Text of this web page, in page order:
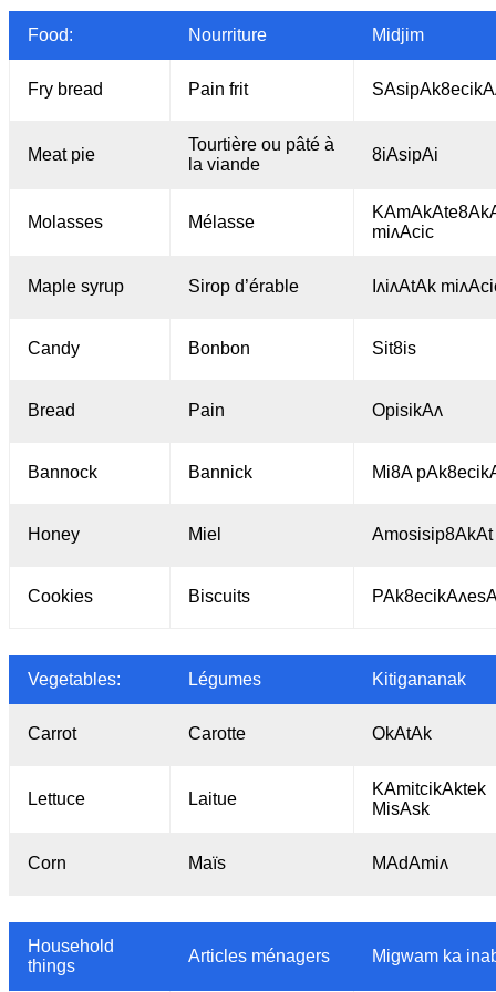
Food: Nourriture Midjim
Fry bread Pain frit
Meat pie
Tourtière ou pâté à
la viande
8iAsipAi
Molasses Mélasse
miʌAcic
Maple syrup Sirop d’érable IʌiʌAtAk
Candy Bonbon Sit8is
Bread Pain OpisikAʌ
Bannock Bannick Mi8A
Honey Miel Amosisip8AkAt
Cookies Biscuits
Vegetables: Légumes Kitigananak
Carrot Carotte OkAtAk
Lettuce Laitue
KAmitcikAktek
MisAsk
Corn Maïs MAdAmiʌ
Household
things
Articles ménagers Migwam ka